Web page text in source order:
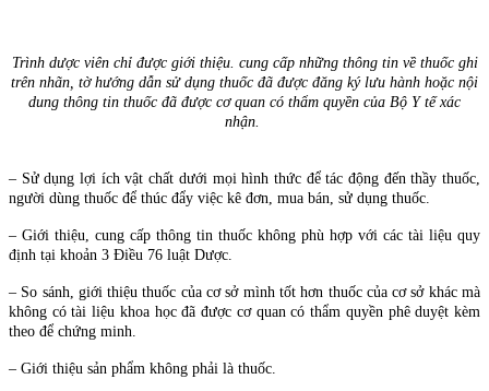
Trình dược viên chỉ được giới thiệu. cung cấp những thông tin về thuốc ghi
trên nhãn, tờ hướng dẫn sử dụng thuốc đã được đăng ký lưu hành hoặc nội
dung thông tin thuốc đã được cơ quan có thẩm quyền của Bộ Y tế xác
nhận.
– Sử dụng lợi ích vật chất dưới mọi hình thức để tác động đến thầy thuốc,
người dùng thuốc để thúc đẩy việc kê đơn, mua bán, sử dụng thuốc.
– Giới thiệu, cung cấp thông tin thuốc không phù hợp với các tài liệu quy
định tại khoản 3 Điều 76 luật Dược.
– So sánh, giới thiệu thuốc của cơ sở mình tốt hơn thuốc của cơ sở khác mà
không có tài liệu khoa học đã được cơ quan có thẩm quyền phê duyệt kèm
theo để chứng minh.
– Giới thiệu sản phẩm không phải là thuốc.